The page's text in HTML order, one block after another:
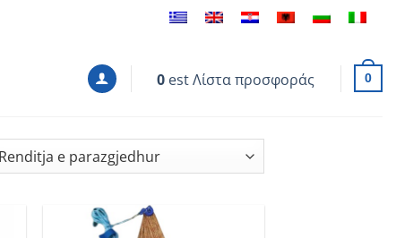
0 estΛίστα προσφοράς 0